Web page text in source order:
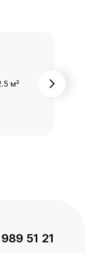
51 21